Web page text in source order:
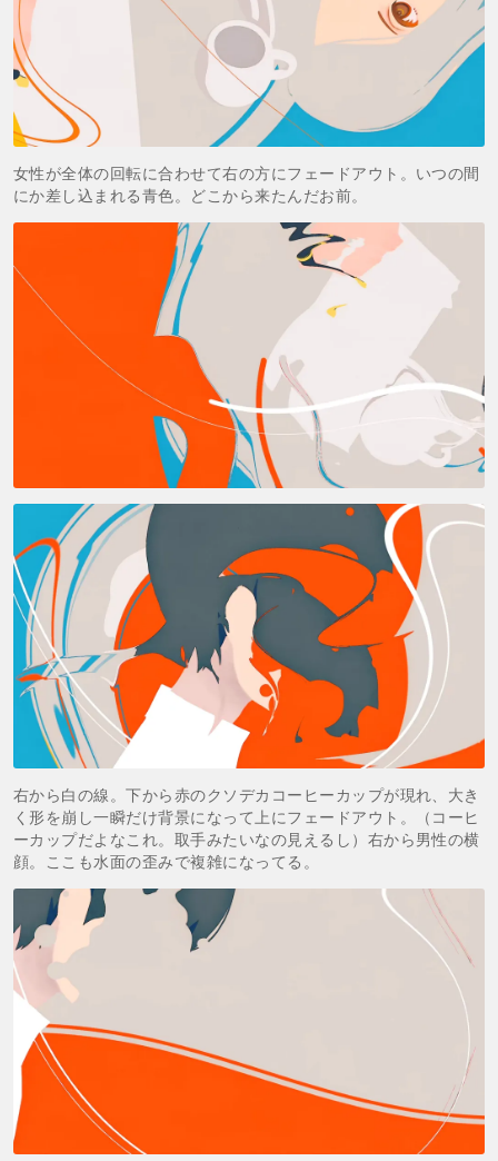
女性が全体の回転に合わせて右の方にフェードアウト。いつの間
にか差し込まれる青色。どこから来たんだお前。
右から白の線。下から赤のクソデカコーヒーカップが現れ、大き
く形を崩し一瞬だけ背景になって上にフェードアウト。（コーヒ
ーカップだよなこれ。取手みたいなの見えるし）右から男性の横
顔。ここも水面の歪みで複雑になってる。